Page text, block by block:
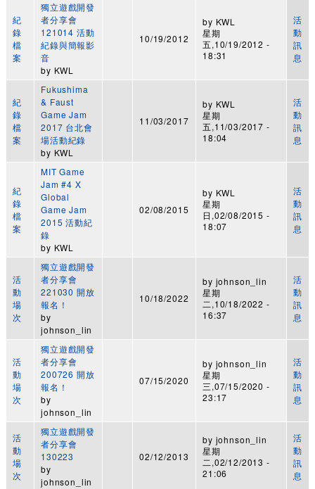
紀
錄
檔
案
獨立遊戲開發
者分享會
121014 活動
紀錄與簡報影
音
by KWL
10/19/2012
by KWL
星期
五,10/19/2012 -
18:31
活
動
訊
息
紀
錄
檔
案
Fukushima
& Faust
Game Jam
2017 台北會
場活動紀錄
by KWL
11/03/2017
by KWL
星期
五,11/03/2017 -
18:04
活
動
訊
息
紀
錄
檔
案
MIT Game
Jam #4 X
Global
Game Jam
2015 活動紀
錄
by KWL
02/08/2015
by KWL
星期
日,02/08/2015 -
18:07
活
動
訊
息
活
動
場
次
獨立遊戲開發
者分享會
221030 開放
報名！
by
johnson_lin
10/18/2022
by johnson_lin
星期
二,10/18/2022 -
16:37
活
動
訊
息
活
動
場
次
獨立遊戲開發
者分享會
200726 開放
報名！
by
johnson_lin
07/15/2020
by johnson_lin
星期
三,07/15/2020 -
23:17
活
動
訊
息
活
動
場
次
獨立遊戲開發
者分享會
130223
by
johnson_lin
02/12/2013
by johnson_lin
星期
二,02/12/2013 -
21:06
活
動
訊
息